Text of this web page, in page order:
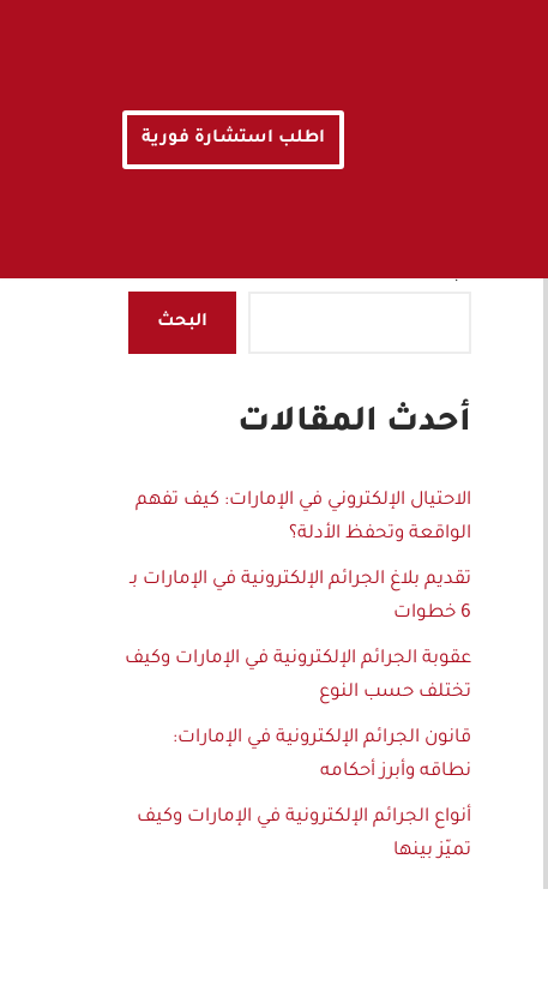
اطلب استشارة فورية
البحث
البحث
أحدث المقالات
الاحتيال الإلكتروني في الإمارات: كيف تفهم
الواقعة وتحفظ الأدلة؟
تقديم بلاغ الجرائم الإلكترونية في الإمارات بـ
6 خطوات
عقوبة الجرائم الإلكترونية في الإمارات وكيف
تختلف حسب النوع
قانون الجرائم الإلكترونية في الإمارات:
نطاقه وأبرز أحكامه
أنواع الجرائم الإلكترونية في الإمارات وكيف
تميّز بينها